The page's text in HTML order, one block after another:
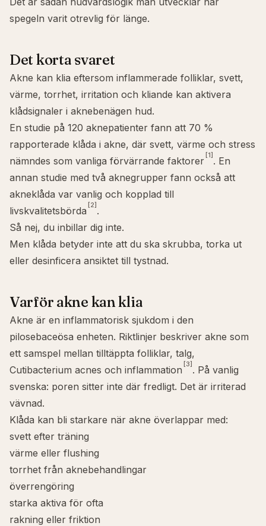
spegeln varit otrevlig för länge.
Det korta svaret
Akne kan klia eftersom inflammerade folliklar, svett,
värme, torrhet, irritation och kliande kan aktivera
klådsignaler i aknebenägen hud.
En studie på 120 aknepatienter fann att 70 %
rapporterade klåda i akne, där svett, värme och stress
nämndes som vanliga förvärrande faktorer [1] . En
annan studie med två aknegrupper fann också att
akneklåda var vanlig och kopplad till
livskvalitetsbörda [2] .
Så nej, du inbillar dig inte.
Men klåda betyder inte att du ska skrubba, torka ut
eller desinficera ansiktet till tystnad.
Varför akne kan klia
Akne är en inflammatorisk sjukdom i den
pilosebaceösa enheten. Riktlinjer beskriver akne som
ett samspel mellan tilltäppta folliklar, talg,
Cutibacterium acnes och inflammation [3] . På vanlig
svenska: poren sitter inte där fredligt. Det är irriterad
vävnad.
Klåda kan bli starkare när akne överlappar med:
svett efter träning
värme eller flushing
torrhet från aknebehandlingar
överrengöring
starka aktiva för ofta
rakning eller friktion